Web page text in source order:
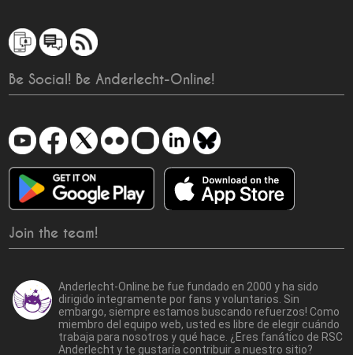
Be Social! Be Anderlecht-Online!
Join the team!
Anderlecht-Online.be fue fundado en 2000 y ha sido
dirigido íntegramente por fans y voluntarios. Sin
embargo, siempre estamos buscando refuerzos! Como
miembro del equipo web, usted es libre de elegir cuándo
trabaja para nosotros y qué hace. ¿Eres fanático de RSC
Anderlecht y te gustaría contribuir a nuestro sitio?